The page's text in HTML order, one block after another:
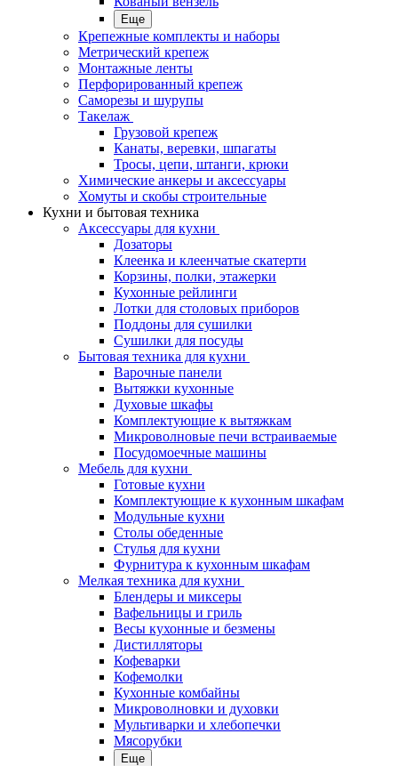
Еще
Крепежные комплекты и наборы
Метрический крепеж
Монтажные ленты
Перфорированный крепеж
Саморезы и шурупы
Такелаж
Грузовой крепеж
Канаты, веревки, шпагаты
Тросы, цепи, штанги, крюки
Химические анкеры и аксессуары
Хомуты и скобы строительные
Кухни и бытовая техника
Аксессуары для кухни
Дозаторы
Клеенка и клеенчатые скатерти
Корзины, полки, этажерки
Кухонные рейлинги
Лотки для столовых приборов
Поддоны для сушилки
Сушилки для посуды
Бытовая техника для кухни
Варочные панели
Вытяжки кухонные
Духовые шкафы
Комплектующие к вытяжкам
Микроволновые печи встраиваемые
Посудомоечные машины
Мебель для кухни
Готовые кухни
Комплектующие к кухонным шкафам
Модульные кухни
Столы обеденные
Стулья для кухни
Фурнитура к кухонным шкафам
Мелкая техника для кухни
Блендеры и миксеры
Вафельницы и гриль
Весы кухонные и безмены
Дистилляторы
Кофеварки
Кофемолки
Кухонные комбайны
Микроволновки и духовки
Мультиварки и хлебопечки
Мясорубки
Еще